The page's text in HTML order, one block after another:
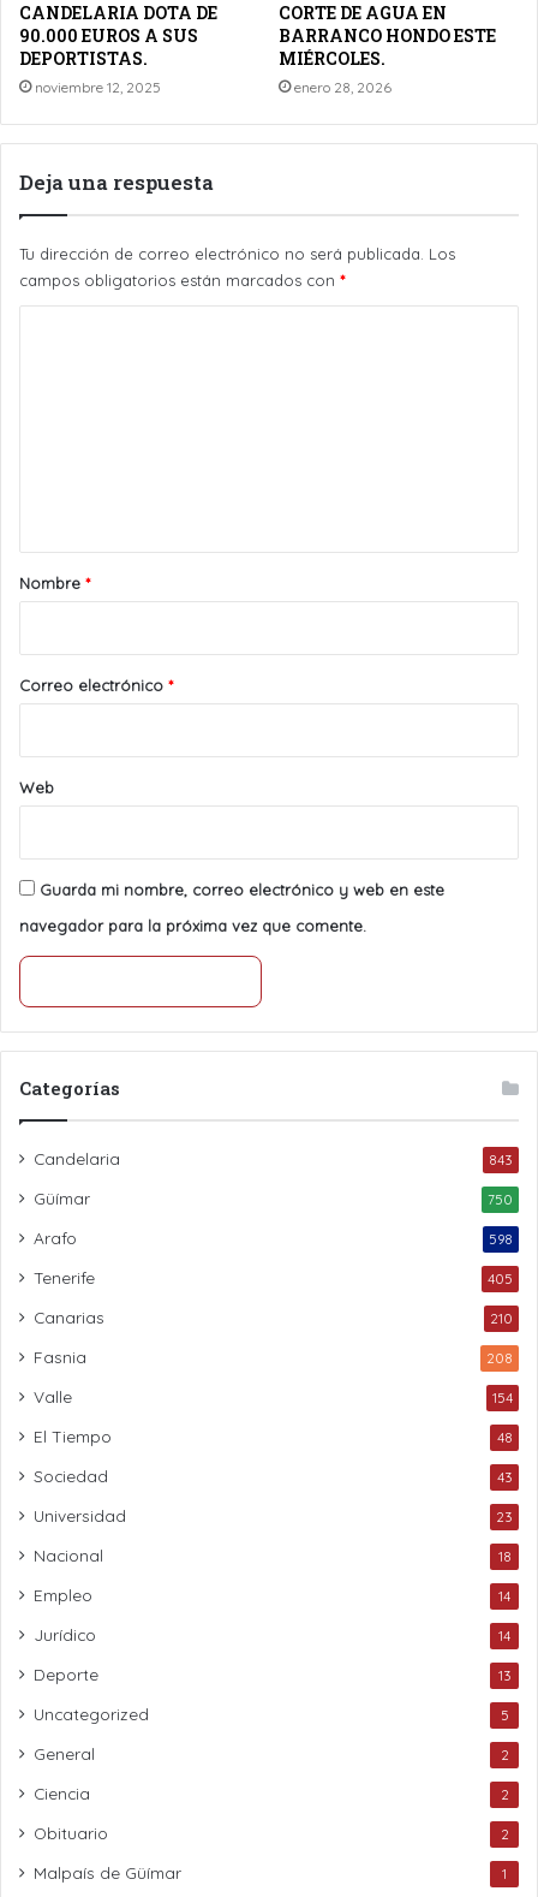
CANDELARIA DOTA DE
90.000 EUROS A SUS
DEPORTISTAS.
noviembre 12, 2025
CORTE DE AGUA EN
BARRANCO HONDO ESTE
MIÉRCOLES.
enero 28, 2026
Deja una respuesta
Tu dirección de correo electrónico no será publicada. Los
campos obligatorios están marcados con *
r
*
Nombre *
Correo electrónico *
Web
Guarda mi nombre, correo electrónico y web en este
navegador para la próxima vez que comente.
Categorías
Candelaria 843
Güímar 750
Arafo 598
Tenerife 405
Canarias 210
Fasnia 208
Valle 154
El Tiempo 48
Sociedad 43
Universidad 23
Nacional 18
Empleo 14
Jurídico 14
Deporte 13
Uncategorized 5
General 2
Ciencia 2
Obituario 2
Malpaís de Güímar 1